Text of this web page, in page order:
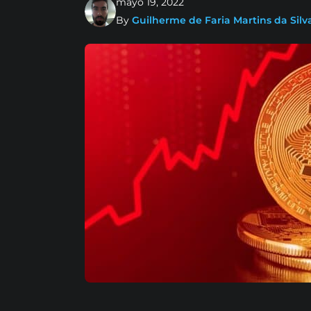
By Guilherme de Faria Martins da